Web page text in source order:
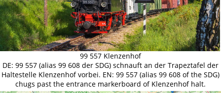
99 557 Klenzenhof
DE: 99 557 (alias 99 608 der SDG) schnauft an der Trapeztafel der
Haltestelle Klenzenhof vorbei. EN: 99 557 (alias 99 608 of the SDG)
chugs past the entrance markerboard of Klenzenhof halt.